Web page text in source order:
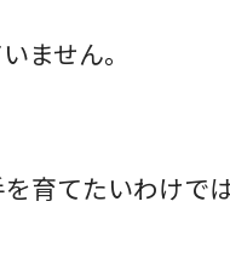
ません。
育てたいわけで